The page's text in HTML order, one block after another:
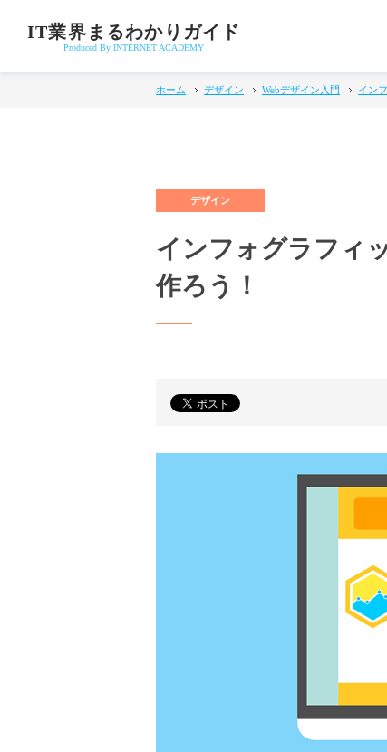
IT業界まるわかりガイド
Produced By INTERNET ACADEMY
ホーム デザイン Webデザイン入門 イン
インフォグラフィ
作ろう！